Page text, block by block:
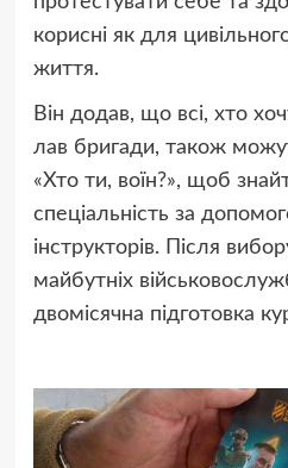
корисні як для
життя.
Він додав, що всі, хто
лав бригади, також
«Хто ти, воїн?», щоб
спеціальність за
інструкторів. Після
майбутніх
двомісячна підготовка